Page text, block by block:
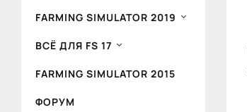
FARMING SIMULATOR 2019
ВСЁ ДЛЯ FS 17
FARMING SIMULATOR 2015
ФОРУМ